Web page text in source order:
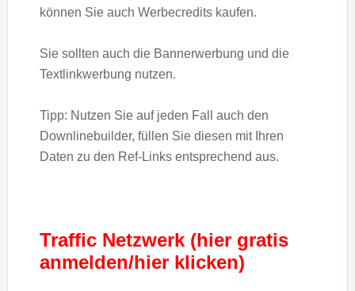
können Sie auch Werbecredits kaufen.
Sie sollten auch die Bannerwerbung und die
Textlinkwerbung nutzen.
Tipp: Nutzen Sie auf jeden Fall auch den
Downlinebuilder, füllen Sie diesen mit Ihren
Daten zu den Ref-Links entsprechend aus.
Traffic Netzwerk (hier gratis
anmelden/hier klicken)